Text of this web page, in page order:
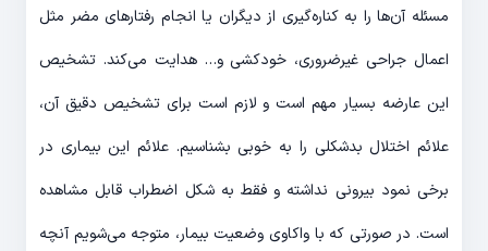
مسئله آن‌ها را به کناره‌گیری از دیگران یا انجام رفتارهای مضر مثل
اعمال جراحی غیرضروری، خودکشی و… هدایت می‌کند. تشخیص
این عارضه بسیار مهم است و لازم است برای تشخیص دقیق آن،
علائم اختلال بدشکلی را به خوبی بشناسیم. علائم این بیماری در
برخی نمود بیرونی نداشته و فقط به شکل اضطراب قابل مشاهده
است. در صورتی که با واکاوی وضعیت بیمار، متوجه می‌شویم آنچه